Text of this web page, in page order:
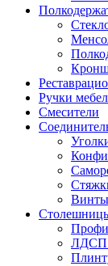
Ручки
Смесители
Винты
ЛДСП